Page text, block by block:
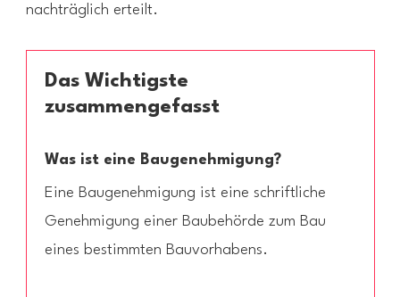
nachträglich erteilt.
Das Wichtigste
zusammengefasst
Was ist eine Baugenehmigung?
Eine Baugenehmigung ist eine schriftliche
Genehmigung einer Baubehörde zum Bau
eines bestimmten Bauvorhabens.